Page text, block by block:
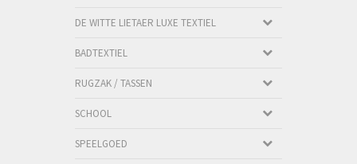
DE WITTE LIETAER LUXE TEXTIEL
BADTEXTIEL
RUGZAK / TASSEN
SCHOOL
SPEELGOED